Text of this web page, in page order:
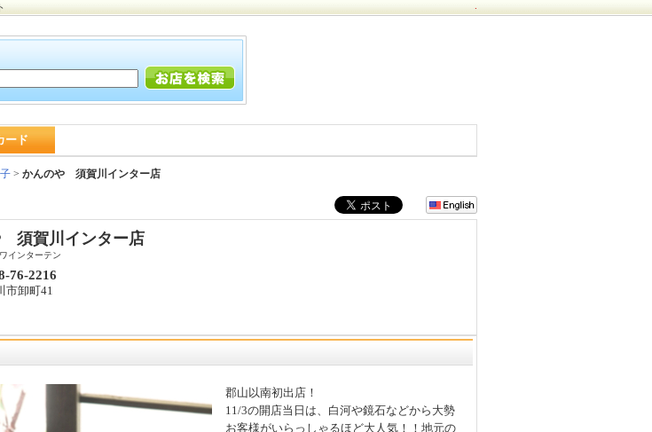
ード
> かんのや 須賀川インター店
須賀川インター店
インターテン
76-2216
市卸町41
郡山以南初出店！
11/3の開店当日は、白河や鏡石などから大勢
お客様がいらっしゃるほど大人気！！地元の